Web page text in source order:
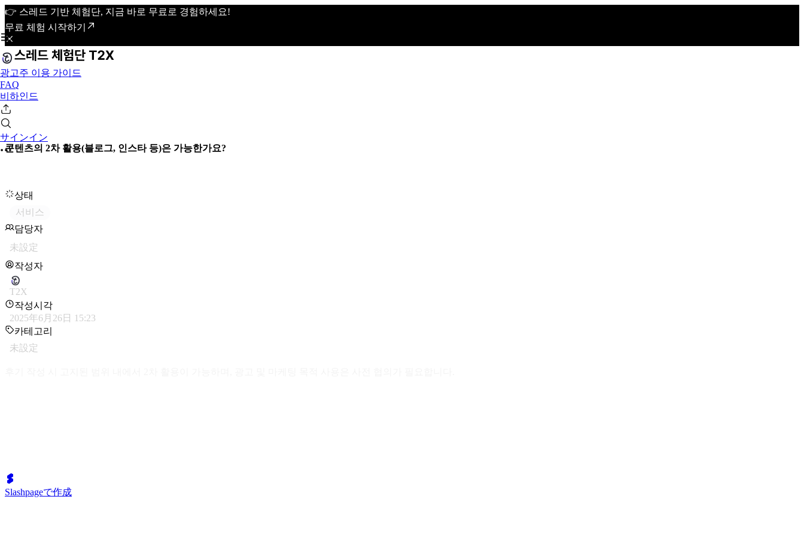
👉 스레드 기반 체험단, 지금 바로 무료로 경험하세요!
무료 체험 시작하기
광고주 이용 가이드
FAQ
비하인드
サインイン
콘텐츠의 2차 활용(블로그, 인스타 등)은 가능한가요?
상태
서비스
담당자
未設定
작성자
T2X
작성시각
2025年6月26日 15:23
카테고리
未設定
Slashpageで作成